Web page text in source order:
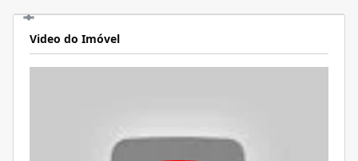
Video do Imóvel